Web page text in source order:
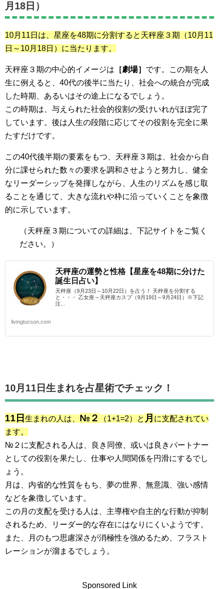
月18日）
10月11日は、星座を48期に分割すると 天秤座３期（10月11
日～10月18日） に当たります。
天秤座３期の中心的イメージは ［劇場］ です。この期を人
生に例えると、40代の後半に当たり、社会への統合が完成
した時期、あるいはその途上になるでしょう。
この時期は、与えられた社会的役割の受けいれがほぼ完了
しています。後は人生の段階に応じてその役割を完全に果
たすだけです。
この40代後半期の要素をもつ、天秤座３期は、社会から自
分に課せられた数々の要求を調和させようと努力し、健全
なリーダーシップを発揮しながら、人生のリズムを感じ取
ることを通じて、大きな流れや枠に沿っていくことを象徴
的に示しています。
（天秤座３期についての詳細は、下記サイトをご覧く
ださい。）
天秤座の運勢と性格【星座を48期に分けた
誕生日占い】
天秤座（9月23日～10月22日）を占う！ 天秤座を分割する
と・・・ 乙女座～天秤座カスプ（9月19日～9月24日）※下記
注...
livingtucson.com
10月11日生まれを占星術でチェック！
11日 生まれの人は、 №２ （1+1=2）と 月 に支配されてい
ます。
№２に支配される人は、良き同僚、或いは良きパートナー
としての役割を果たし、仕事や人間関係を円滑にするでし
ょう。
月は、内省的な性質をもち、夢の世界、無意識、強い感情
などを象徴しています。
この月の支配を受ける人は、主導権や自主的な行動が抑制
されるため、リーダー的な存在にはなりにくいようです。
また、月のもつ思慮深さが消極性を強めるため、フラスト
レーションが溜まるでしょう。
Sponsored Link